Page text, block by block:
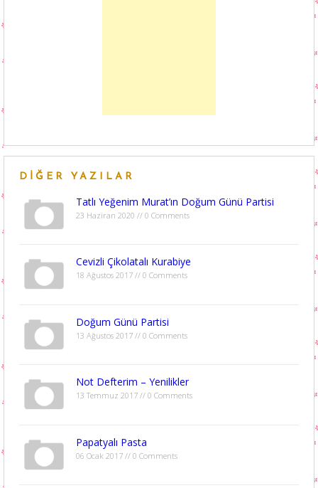
DIĞER YAZILAR
Tatlı Yeğenim Murat’ın Doğum Günü Partisi
23 Haziran 2020 // 0 Comments
Cevizli Çikolatalı Kurabiye
18 Ağustos 2017 // 0 Comments
Doğum Günü Partisi
13 Ağustos 2017 // 0 Comments
Not Defterim – Yenilikler
13 Temmuz 2017 // 0 Comments
Papatyalı Pasta
06 Ocak 2017 // 0 Comments